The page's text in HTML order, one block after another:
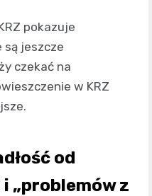
pokazuje
są jeszcze
czekać na
w KRZ
od
„problemów z